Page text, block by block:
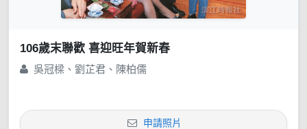
106歲末聯歡 喜迎旺年賀新春
吳冠樑、劉芷君、陳柏儒
申請照片